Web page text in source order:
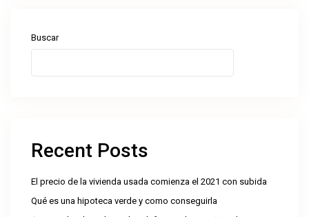
Buscar
Recent Posts
El precio de la vivienda usada comienza el 2021 con subida
Qué es una hipoteca verde y como conseguirla